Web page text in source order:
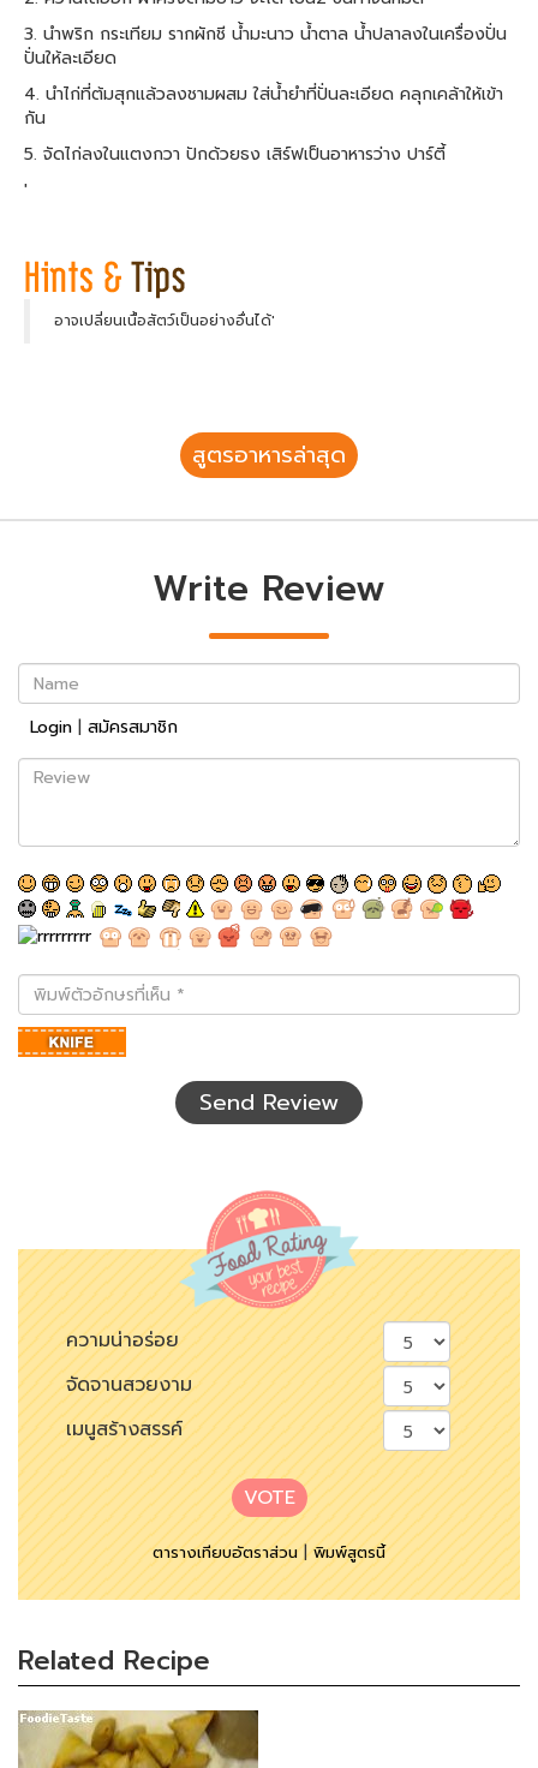
3. นำพริก กระเทียม รากผักชี น้ำมะนาว น้ำตาล น้ำปลาลงในเครื่องปั่น
ปั่นให้ละเอียด
4. นำไก่ที่ต้มสุกแล้วลงชามผสม ใส่น้ำยำที่ปั่นละเอียด คลุกเคล้าให้เข้า
กัน
5. จัดไก่ลงในแตงกวา ปักด้วยธง เสิร์ฟเป็นอาหารว่าง ปาร์ตี้
'
อาจเปลี่ยนเนื้อสัตว์เป็นอย่างอื่นได้'
สูตรอาหารล่าสุด
Write Review
Name
Login | สมัครสมาชิก
Review
พิมพ์
ตัว
อักษร
ที่
Send Review
ความน่าอร่อย
จัดจานสวยงาม
เมนูสร้างสรรค์
VOTE
ตารางเทียบอัตราส่วน|พิมพ์สูตรนี้
Related Recipe